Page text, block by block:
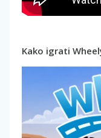
Kako igrati